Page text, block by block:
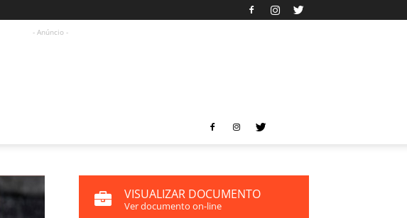
- Anúncio -
VISUALIZAR DOCUMENTO
Ver documento on-line